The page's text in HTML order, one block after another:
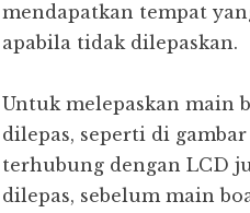
mendapatkan tempat
apabila tidak dilepaskan.
Untuk melepaskan main
dilepas, seperti di
terhubung dengan LCD
dilepas, sebelum main